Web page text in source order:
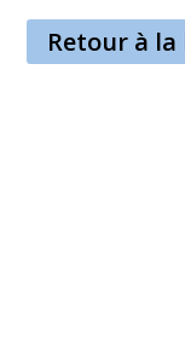
Retour à